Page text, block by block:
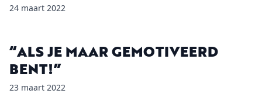
24 maart 2022
“ALS JE MAAR GEMOTIVEERD
BENT!”
23 maart 2022